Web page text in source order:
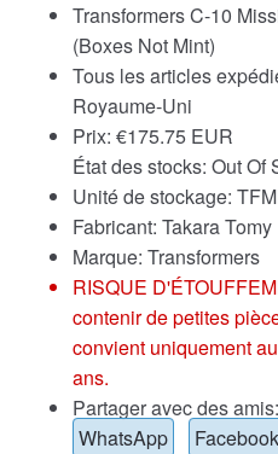
Transformers C-10
(Boxes Not Mint)
Tous les articles
Royaume-Uni
Prix: €175.75 EUR
État des stocks: Out Of
Unité de stockage:
Fabricant: Takara Tomy
Marque: Transformers
RISQUE
contenir de petites
convient uniquement
ans.
Partager avec des amis:
WhatsApp
Facebook